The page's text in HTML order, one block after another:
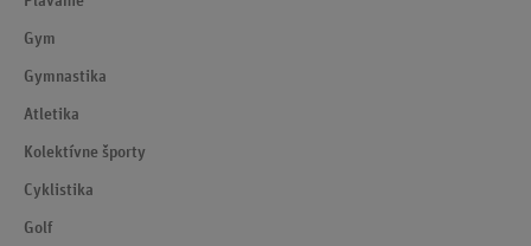
Gym
Gymnastika
Atletika
Kolektívne športy
Cyklistika
Golf